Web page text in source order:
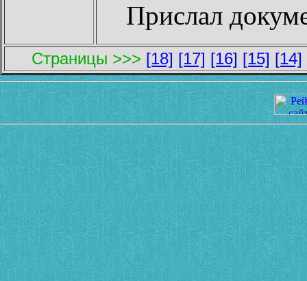
Прислал
Страницы >>> [18] [17] [16] [15] [14]